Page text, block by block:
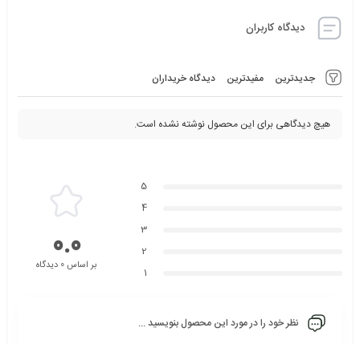
دیدگاه کاربران
جدیدترین مفیدترین دیدگاه خریداران
هیچ دیدگاهی برای این محصول نوشته نشده است.
5
4
3
2
1
0.0بر اساس 0 دیدگاه
نظر خود را در مورد این محصول بنویسید ...